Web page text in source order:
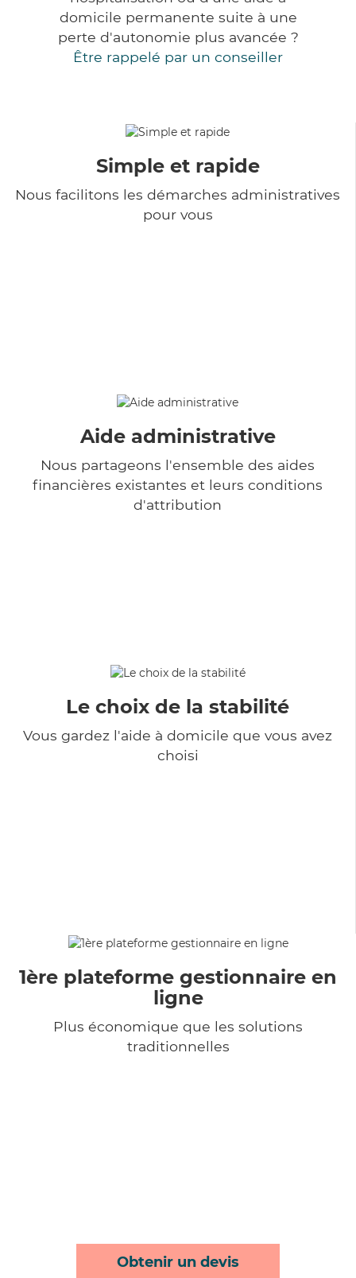
domicile permanente suite à une
perte d'autonomie plus avancée ?
Être rappelé par un conseiller
Simple et rapide
Nous facilitons les démarches administratives
pour vous
Aide administrative
Nous partageons l'ensemble des aides
financières existantes et leurs conditions
d'attribution
Le choix de la stabilité
Vous gardez l'aide à domicile que vous avez
choisi
1ère plateforme gestionnaire en
ligne
Plus économique que les solutions
traditionnelles
Obtenir un devis